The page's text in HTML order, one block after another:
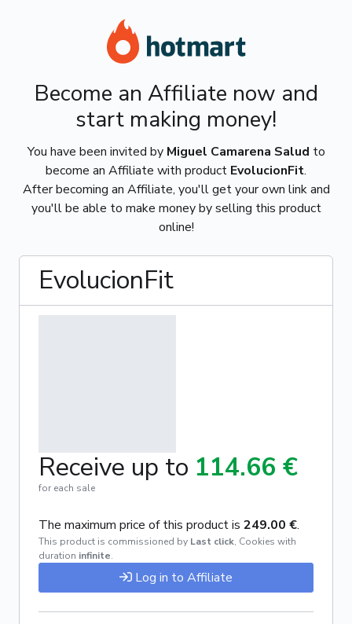
Become an Affiliate now and
start making money!
You have been invited by Miguel Camarena Salud to
become an Affiliate with product EvolucionFit.
After becoming an Affiliate, you'll get your own link and
you'll be able to make money by selling this product
online!
EvolucionFit
Receive up to 114.66 €
for each sale
The maximum price of this product is 249.00 €.
This product is commissioned by Last click, Cookies with
duration infinite.
Log in to Affiliate